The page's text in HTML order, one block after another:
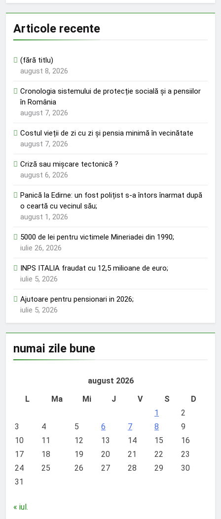
Articole recente
(fără titlu)
august 8, 2026
Cronologia sistemului de protecție socială și a pensiilor
în România
august 7, 2026
Costul vieții de zi cu zi și pensia minimă în vecinătate
august 7, 2026
Criză sau mișcare tectonică ?
august 6, 2026
Panică la Edirne: un fost polițist s-a întors înarmat după
o ceartă cu vecinul său;
august 1, 2026
5000 de lei pentru victimele Mineriadei din 1990;
iulie 26, 2026
INPS ITALIA fraudat cu 12,5 milioane de euro;
iulie 5, 2026
Ajutoare pentru pensionari in 2026;
iulie 5, 2026
numai zile bune
august 2026
L
Ma Mi J V S
D
1
2
3
4 5 6 7 8
9
10
11 12 13 14 15
16
17
18 19 20 21 22
23
24
25 26 27 28 29
30
31
« iul.